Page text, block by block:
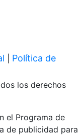
Política de
los derechos
el Programa de
de publicidad para